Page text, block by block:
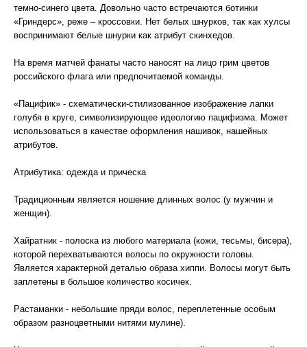
темно-синего цвета. Довольно часто встречаются ботинки
«Гриндерс», реже – кроссовки. Нет белых шнурков, так как хулсы
воспринимают белые шнурки как атрибут скинхедов.
На время матчей фанаты часто наносят на лицо грим цветов
российского флага или предпочитаемой команды.
«Пацифик» - схематически-стилизованное изображение лапки
голубя в круге, символизирующее идеологию пацифизма. Может
использоваться в качестве оформления нашивок, нашейных
атрибутов.
Атрибутика: одежда и прическа
Традиционным является ношение длинных волос (у мужчин и
женщин).
Хайратник - полоска из любого материала (кожи, тесьмы, бисера),
которой перехватываются волосы по окружности головы.
Является характерной деталью образа хиппи. Волосы могут быть
заплетены в большое количество косичек.
Растаманки - небольшие пряди волос, переплетенные особым
образом разноцветными нитями мулине).